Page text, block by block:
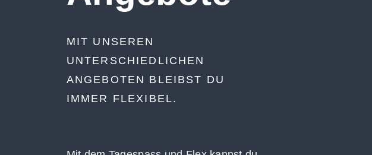
MIT UNSEREN
UNTERSCHIEDLICHEN
ANGEBOTEN BLEIBST DU
IMMER FLEXIBEL.